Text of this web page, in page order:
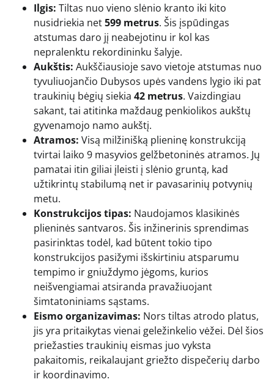
Ilgis: Tiltas nuo vieno slėnio kranto iki kito
nusidriekia net599 metrus. Šis įspūdingas
atstumas daro jį neabejotinu ir kol kas
nepralenktu rekordininku šalyje.
Aukštis: Aukščiausioje savo vietoje atstumas nuo
tyvuliuojančio Dubysos upės vandens lygio iki pat
traukinių bėgių siekia 42 metrus. Vaizdingiau
sakant, tai atitinka maždaug penkiolikos aukštų
gyvenamojo namo aukštį.
Atramos: Visą milžinišką plieninę konstrukciją
tvirtai laiko 9 masyvios gelžbetoninės atramos. Jų
pamatai itin giliai įleisti į slėnio gruntą, kad
užtikrintų stabilumą net ir pavasarinių potvynių
metu.
Konstrukcijos tipas: Naudojamos klasikinės
plieninės santvaros. Šis inžinerinis sprendimas
pasirinktas todėl, kad būtent tokio tipo
konstrukcijos pasižymi išskirtiniu atsparumu
tempimo ir gniuždymo jėgoms, kurios
neišvengiamai atsiranda pravažiuojant
šimtatoniniams sąstams.
Eismo organizavimas: Nors tiltas atrodo platus,
jis yra pritaikytas vienai geležinkelio vėžei. Dėl šios
priežasties traukinių eismas juo vyksta
pakaitomis, reikalaujant griežto dispečerių darbo
ir koordinavimo.